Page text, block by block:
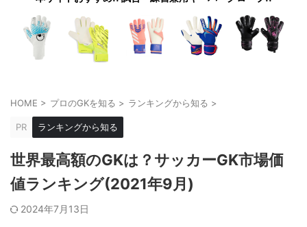
HOME > プロのGKを知る > ランキングから知る >
PR ランキングから知る
世界最高額のGKは？サッカーGK市場価
値ランキング(2021年9月)
2024年7月13日